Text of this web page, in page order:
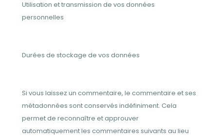
Utilisation et transmission de vos données
personnelles
Durées de stockage de vos données
Si vous laissez un commentaire, le commentaire et ses
métadonnées sont conservés indéfiniment. Cela
permet de reconnaître et approuver
automatiquement les commentaires suivants au lieu